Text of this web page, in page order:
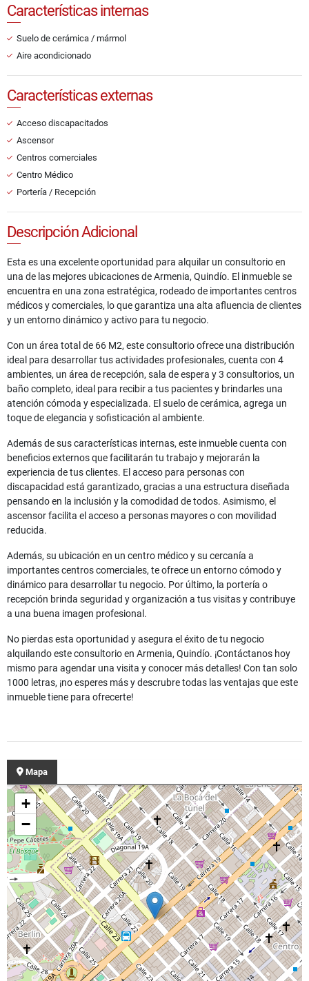
Características internas
Suelo de cerámica / mármol
Aire acondicionado
Características externas
Acceso discapacitados
Ascensor
Centros comerciales
Centro Médico
Portería / Recepción
Descripción Adicional
Esta es una excelente oportunidad para alquilar un consultorio en
una de las mejores ubicaciones de Armenia, Quindío. El inmueble se
encuentra en una zona estratégica, rodeado de importantes centros
médicos y comerciales, lo que garantiza una alta afluencia de clientes
y un entorno dinámico y activo para tu negocio.
Con un área total de 66 M2, este consultorio ofrece una distribución
ideal para desarrollar tus actividades profesionales, cuenta con 4
ambientes, un área de recepción, sala de espera y 3 consultorios, un
baño completo, ideal para recibir a tus pacientes y brindarles una
atención cómoda y especializada. El suelo de cerámica, agrega un
toque de elegancia y sofisticación al ambiente.
Además de sus características internas, este inmueble cuenta con
beneficios externos que facilitarán tu trabajo y mejorarán la
experiencia de tus clientes. El acceso para personas con
discapacidad está garantizado, gracias a una estructura diseñada
pensando en la inclusión y la comodidad de todos. Asimismo, el
ascensor facilita el acceso a personas mayores o con movilidad
reducida.
Además, su ubicación en un centro médico y su cercanía a
importantes centros comerciales, te ofrece un entorno cómodo y
dinámico para desarrollar tu negocio. Por último, la portería o
recepción brinda seguridad y organización a tus visitas y contribuye
a una buena imagen profesional.
No pierdas esta oportunidad y asegura el éxito de tu negocio
alquilando este consultorio en Armenia, Quindío. ¡Contáctanos hoy
mismo para agendar una visita y conocer más detalles! Con tan solo
1000 letras, ¡no esperes más y descrubre todas las ventajas que este
inmueble tiene para ofrecerte!
Mapa
+
−